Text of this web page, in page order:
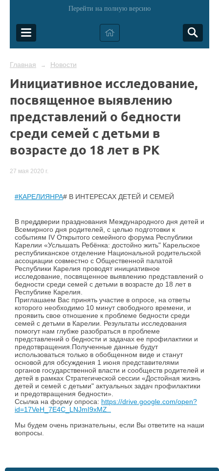
Перейти на полную версию
Главная → Новости
Инициативное исследование,
посвященное выявлению
представлений о бедности
среди семей с детьми в
возрасте до 18 лет в РК
27 мая 2020 г.
#КАРЕЛИЯНРА# В ИНТЕРЕСАХ ДЕТЕЙ И СЕМЕЙ
В преддверии празднования Международного дня детей и
Всемирного дня родителей, с целью подготовки к
событиям IV Открытого семейного форума Республики
Карелии «Услышать Ребёнка: достойно жить" Карельское
республиканское отделение Национальной родительской
ассоциации совместно с Общественной палатой
Республики Карелия проводят инициативное
исследование, посвященное выявлению представлений о
бедности среди семей с детьми в возрасте до 18 лет в
Республике Карелия.
Приглашаем Вас принять участие в опросе, на ответы
которого необходимо 10 минут свободного времени, и
проявить свое отношение к проблеме бедности среди
семей с детьми в Карелии. Результаты исследования
помогут нам глубже разобраться в проблеме
представлений о бедности и задачах ее профилактики и
предотвращения.Полученные данные будут
использоваться только в обобщенном виде и станут
основой для обсуждения 1 июня представителями
органов государственной власти и сообществ родителей и
детей в рамках Стратегической сессии «Достойная жизнь
детей и семей с детьми" актуальных задач профилактики
и предотвращения бедности».
Ссылка на форму опроса: https://drive.google.com/open?
id=17VeH_7E4C_LNJmI9xMZ..
Мы будем очень признательны, если Вы ответите на наши
вопросы.